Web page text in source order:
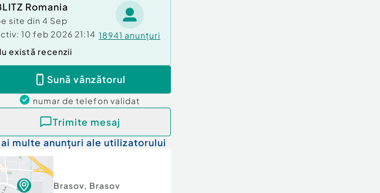
Romania
site din 4 Sep
10 feb 2026 21:14 18941 anunțuri
există recenzii
Sună vânzătorul
numar de telefon validat
Trimite mesaj
multe anunțuri ale utilizatorului
Brasov, Brasov